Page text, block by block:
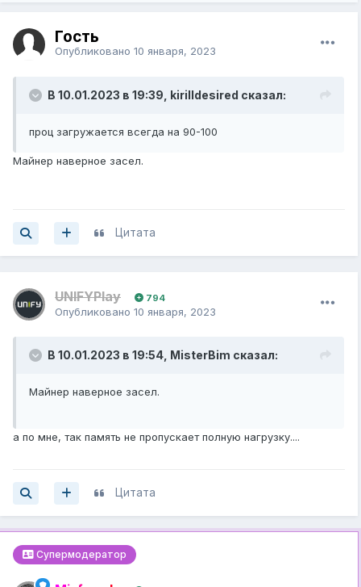
Гость
Опубликовано 10 января, 2023
В 10.01.2023 в 19:39, kirilldesired сказал:
проц загружается всегда на 90-100
Майнер наверное засел.
Цитата
UNIFYPlay 794
Опубликовано 10 января, 2023
В 10.01.2023 в 19:54, MisterBim сказал:
Майнер наверное засел.
а по мне, так память не пропускает полную нагрузку....
Цитата
Супермодератор